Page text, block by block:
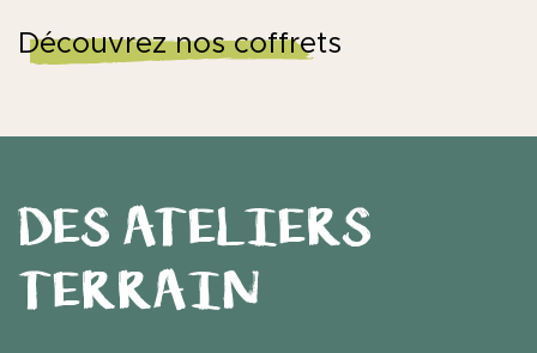
Découvrez nos coffrets
DES ATELIERS
TERRAIN